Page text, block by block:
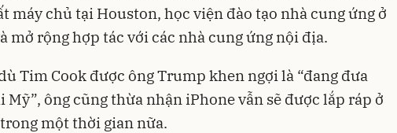
máy chủ tại Houston, học viện đào tạo nhà cung ứng ở
mở rộng hợp tác với các nhà cung ứng nội địa.
Tim Cook được ông Trump khen ngợi là “đang đưa
Mỹ”, ông cũng thừa nhận iPhone vẫn sẽ được lắp ráp ở
một thời gian nữa.